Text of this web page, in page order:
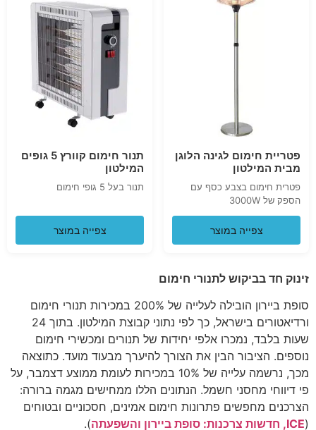
פטריית חימום לגינה הלוגן
מבית המילטון
פטרית חימום בצבע כסף עם
הספק של 3000W
צפייה במוצר
תנור חימום קוורץ 5 גופים
המילטון
תנור בעל 5 גופי חימום
צפייה במוצר
זינוק חד בביקוש לתנורי חימום
סופת ביירון הובילה לעלייה של 200% במכירות תנורי חימום
ורדיאטורים בישראל, כך לפי נתוני קבוצת המילטון. בתוך 24
שעות בלבד, נמכרו אלפי יחידות של תנורים ומכשירי חימום
נוספים. הציבור הבין את הצורך להיערך מבעוד מועד. כתוצאה
מכך, נרשמה עלייה של 10% במכירות לעומת ממוצע דצמבר, על
פי דיווחי מחסני חשמל. הנתונים הללו ממחישים מגמה ברורה:
הצרכנים מחפשים פתרונות חימום אמינים, חסכוניים ובטוחים
(ICE, חדשות צרכנות: סופת ביירון והשפעתה
).